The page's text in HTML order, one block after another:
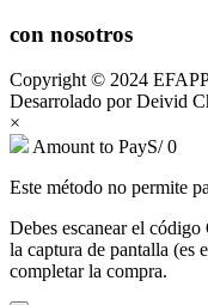
con nosotros
Copyright © 2024
Desarrolado por Deivid
×
Amount to PayS/0
Este método no permite
Debes escanear el
la captura de pantalla (es
completar la compra.